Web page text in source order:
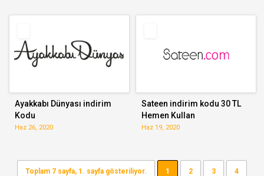
Ayakkabı Dünyası indirim
Kodu
Haz 26, 2020
Sateen indirim kodu 30 TL
Hemen Kullan
Haz 19, 2020
Toplam 7 sayfa, 1. sayfa gösteriliyor. 1 2 3 4